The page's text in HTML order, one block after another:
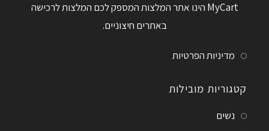
MyCart הינו אתר המלצות המספק לכם המלצות לרכישה
באתרים חיצוניים.
מדיניות הפרטיות
קטגוריות מובילות
נשים